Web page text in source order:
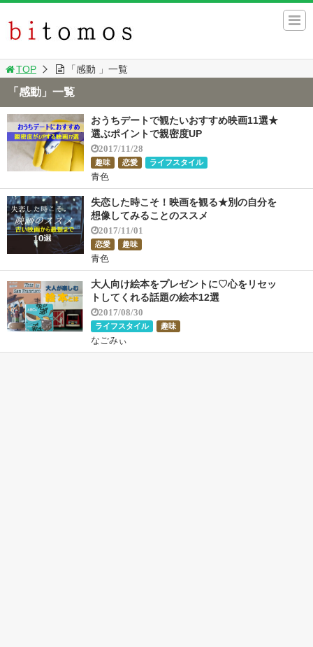
TOP 「感動 」一覧
「感動」一覧
おうちデートで観たいおすすめ映画11選★
選ぶポイントで親密度UP
2017/11/28
趣味 恋愛 ライフスタイル
青色
失恋した時こそ！映画を観る★別の自分を
想像してみることのススメ
2017/11/01
恋愛 趣味
青色
大人向け絵本をプレゼントに♡心をリセッ
トしてくれる話題の絵本12選
2017/08/30
ライフスタイル 趣味
なごみぃ